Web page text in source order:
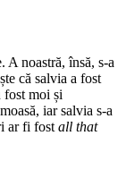
A noastră, însă, s-a
că salvia a fost
fost moi și
iar salvia s-a
ar fi fost all that